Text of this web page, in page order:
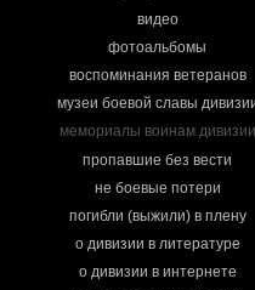
видео
фотоальбомы
воспоминания ветеранов
музеи боевой славы
мемориалы воинам дивизии
пропавшие без вести
не боевые потери
погибли (выжили) в плену
о дивизии в литературе
о дивизии в интернете